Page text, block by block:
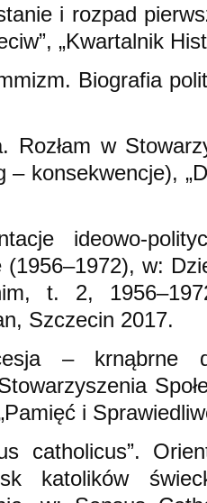
i rozpad
„Kwartalnik
Biografia
Rozłam w
– konsekwencje),
ideowo-
w:
t. 2,
Szczecin 2017.
– krnąbrne
i
catholicus”.
katolików